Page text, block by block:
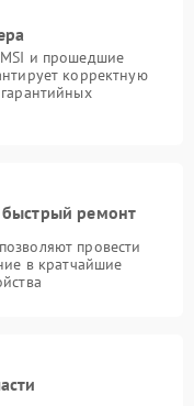
и прошедшие
корректную
быстрый ремонт
провести
в кратчайшие